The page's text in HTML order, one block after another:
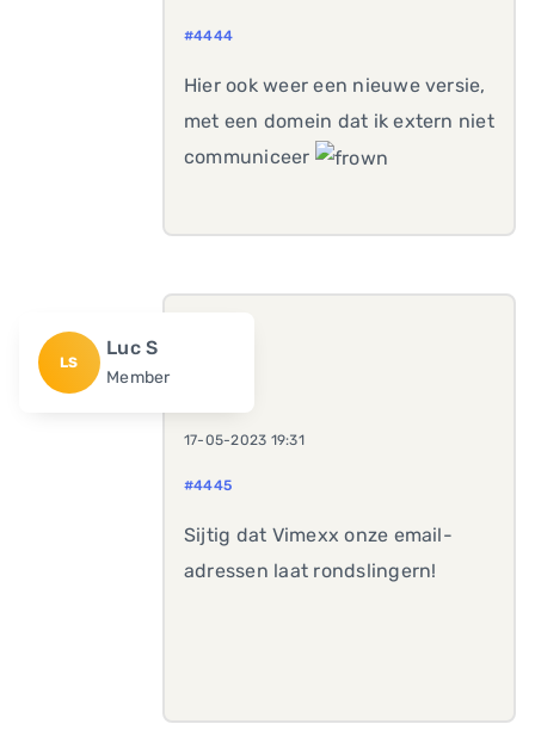
#4444
Hier ook weer een nieuwe versie,
met een domein dat ik extern niet
communiceer
LS
Luc S
Member
17-05-2023 19:31
#4445
Sijtig dat Vimexx onze email-
adressen laat rondslingern!